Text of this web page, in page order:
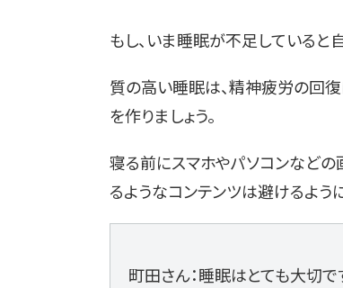
もし、いま睡眠が不足していると
質の高い睡眠は、精神疲労の回
を作りましょう。
寝る前にスマホやパソコンなどの
るようなコンテンツは避けるよう
町田さん：睡眠はとても大切で